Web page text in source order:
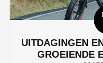
UITDAGINGEN
GROEIENDE